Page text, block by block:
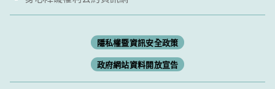
隱私權暨資訊安全政策
政府網站資料開放宣告